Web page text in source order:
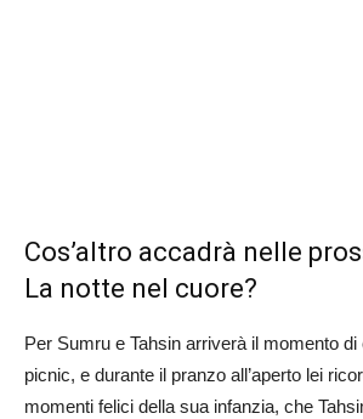
Cos’altro accadrà nelle
La notte nel cuore?
Per Sumru e Tahsin arriverà il momento
picnic, e durante il pranzo all’aperto lei
momenti felici della sua infanzia, che